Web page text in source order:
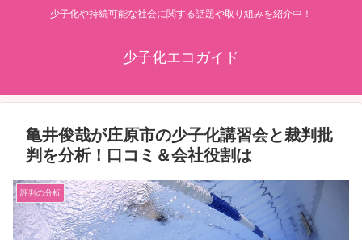
少子化や持続可能な社会に関する話題や取り組みを紹介中！
少子化エコガイド
亀井俊哉が庄原市の少子化講習会と裁判批
判を分析！口コミ＆会社役割は
評判の分析